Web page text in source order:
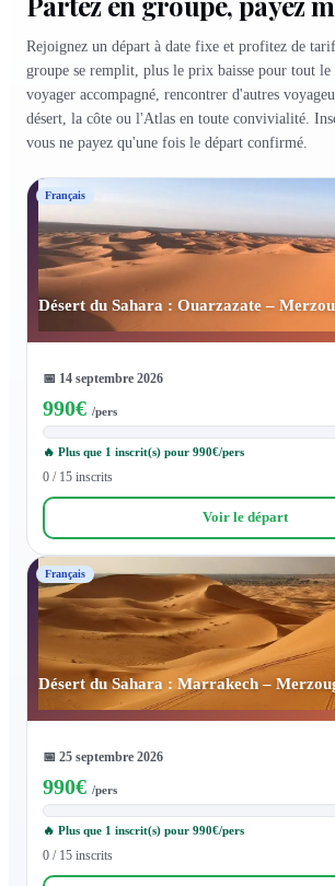
Rejoignez un départ à date fixe et profitez de
groupe se remplit, plus le prix baisse pour tout
voyager accompagné, rencontrer d'autres
désert, la côte ou l'Atlas en toute convivialité.
vous ne payez qu'une fois le départ confirmé.
Français
Désert du Sahara : Ouarzazate –
📅 14 septembre 2026
990€ /pers
🔥 Plus que 1 inscrit(s) pour 990€/pers
0 / 15 inscrits
Voir le départ
Français
Désert du Sahara : Marrakech –
📅 25 septembre 2026
990€ /pers
🔥 Plus que 1 inscrit(s) pour 990€/pers
0 / 15 inscrits